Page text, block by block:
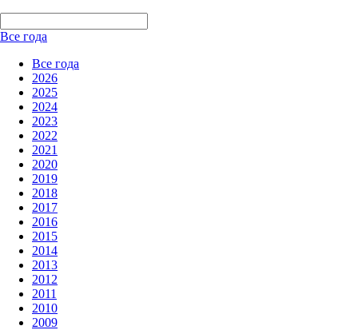
Все года
Все года
2026
2025
2024
2023
2022
2021
2020
2019
2018
2017
2016
2015
2014
2013
2012
2011
2010
2009